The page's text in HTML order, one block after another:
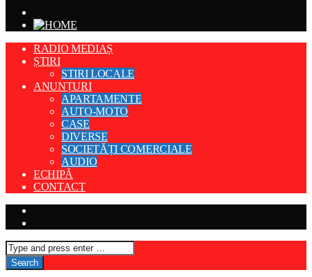
RADIO MEDIAȘ
ȘTIRI
STIRI LOCALE
ANUNȚURI
APARTAMENTE
AUTO-MOTO
CASE
DIVERSE
SOCIETĂȚI COMERCIALE
AUDIO
ECHIPĂ
CONTACT